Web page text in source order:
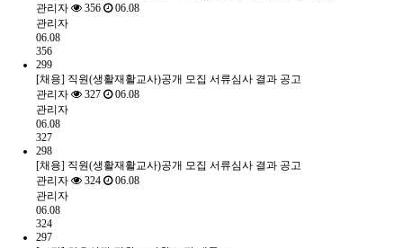
관리자
356
06.08
관리자
06.08
356
299
[채용] 직원(생활재활교사)공개 모집 서류심사 결과 공고
관리자
327
06.08
관리자
06.08
327
298
[채용] 직원(생활재활교사)공개 모집 서류심사 결과 공고
관리자
324
06.08
관리자
06.08
324
297